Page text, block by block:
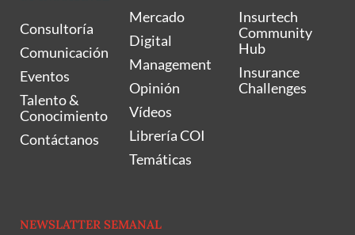
Consultoría
Comunicación
Eventos
Talento &
Conocimiento
Contáctanos
Mercado
Digital
Management
Opinión
Vídeos
Librería COI
Temáticas
Insurtech
Community
Hub
Insurance
Challenges
NEWSLATTER SEMANAL